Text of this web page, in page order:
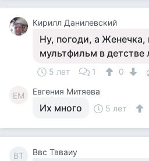
Кирилл Данилевский
Ну, погоди, а Женечка,
мультфильм в детстве
5 лет 1 0
ЕМ Евгения Митяева
Их много 5 лет
ВТ Ввс Твваиу